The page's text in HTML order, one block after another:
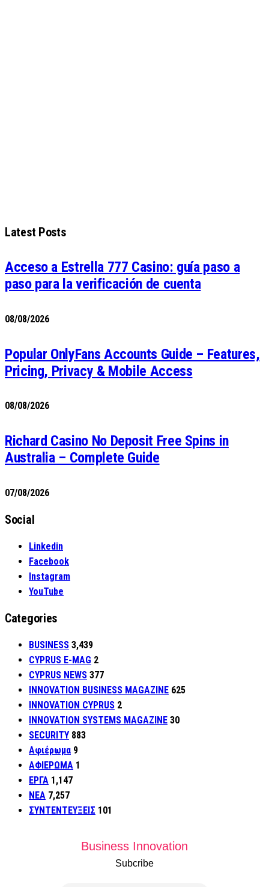
Latest Posts
Acceso a Estrella 777 Casino: guía paso a
paso para la verificación de cuenta
08/08/2026
Popular OnlyFans Accounts Guide – Features,
Pricing, Privacy & Mobile Access
08/08/2026
Richard Casino No Deposit Free Spins in
Australia – Complete Guide
07/08/2026
Social
Linkedin
Facebook
Instagram
YouTube
Categories
BUSINESS 3,439
CYPRUS E-MAG 2
CYPRUS NEWS 377
INNOVATION BUSINESS MAGAZINE 625
INNOVATION CYPRUS 2
INNOVATION SYSTEMS MAGAZINE 30
SECURITY 883
Αφιέρωμα 9
ΑΦΙΕΡΩΜΑ 1
ΕΡΓΑ 1,147
ΝΕΑ 7,257
ΣΥΝΤΕΝΤΕΥΞΕΙΣ 101
Business Innovation
Subcribe